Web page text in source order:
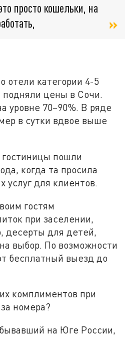
просто кошельки, на
отели категории 4-5
подняли цены в Сочи.
уровне 70–90%. В ряде
в сутки вдвое выше
пошли
когда та просила
услуг для клиентов.
гостям
при заселении,
десерты для детей,
выбор. По возможности
бесплатный выезд до
комплиментов при
номера?
на Юге России,